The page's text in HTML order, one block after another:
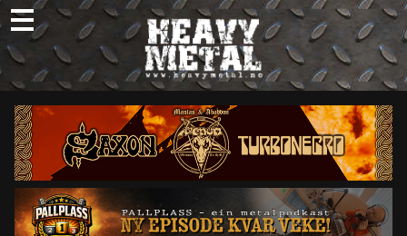
Skip
to
content
Nyheter
Omtaler
Intervjuer
Om oss